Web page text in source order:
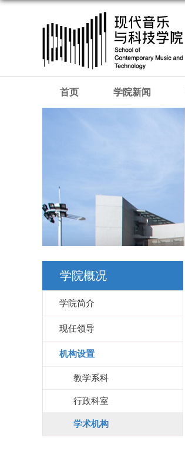
首页 学院新闻
学院概况
学院简介
现任领导
机构设置
教学系科
行政科室
学术机构